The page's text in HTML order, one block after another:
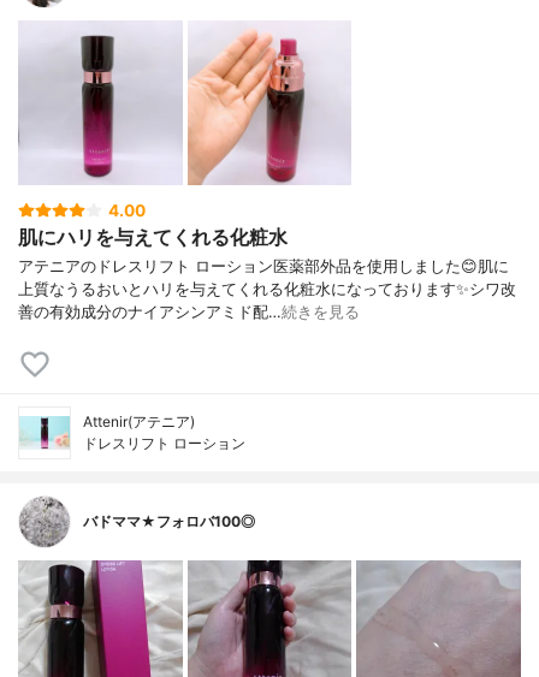
4.00
肌にハリを与えてくれる化粧水
アテニアのドレスリフト ローション医薬部外品を使用しました😊肌に
上質なうるおいとハリを与えてくれる化粧水になっております✨シワ改
善の有効成分のナイアシンアミド配…続きを見る
Attenir(アテニア)
ドレスリフト ローション
バドママ★フォロバ100◎